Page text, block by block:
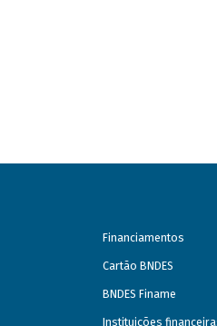
Financiamentos
Cartão BNDES
BNDES Finame
Instituições